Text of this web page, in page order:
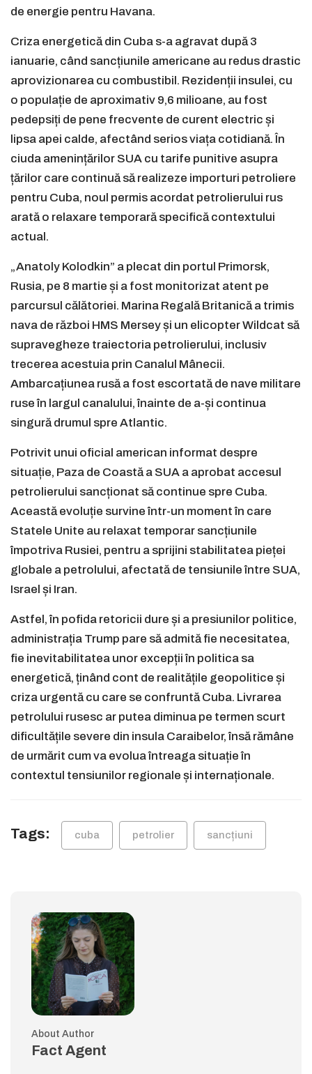
de energie pentru Havana.
Criza energetică din Cuba s-a agravat după 3
ianuarie, când sancțiunile americane au redus drastic
aprovizionarea cu combustibil. Rezidenții insulei, cu
o populație de aproximativ 9,6 milioane, au fost
pedepsiți de pene frecvente de curent electric și
lipsa apei calde, afectând serios viața cotidiană. În
ciuda amenințărilor SUA cu tarife punitive asupra
țărilor care continuă să realizeze importuri petroliere
pentru Cuba, noul permis acordat petrolierului rus
arată o relaxare temporară specifică contextului
actual.
„Anatoly Kolodkin” a plecat din portul Primorsk,
Rusia, pe 8 martie și a fost monitorizat atent pe
parcursul călătoriei. Marina Regală Britanică a trimis
nava de război HMS Mersey și un elicopter Wildcat să
supravegheze traiectoria petrolierului, inclusiv
trecerea acestuia prin Canalul Mânecii.
Ambarcațiunea rusă a fost escortată de nave militare
ruse în largul canalului, înainte de a-și continua
singură drumul spre Atlantic.
Potrivit unui oficial american informat despre
situație, Paza de Coastă a SUA a aprobat accesul
petrolierului sancționat să continue spre Cuba.
Această evoluție survine într-un moment în care
Statele Unite au relaxat temporar sancțiunile
împotriva Rusiei, pentru a sprijini stabilitatea pieței
globale a petrolului, afectată de tensiunile între SUA,
Israel și Iran.
Astfel, în pofida retoricii dure și a presiunilor politice,
administrația Trump pare să admită fie necesitatea,
fie inevitabilitatea unor excepții în politica sa
energetică, ținând cont de realitățile geopolitice și
criza urgentă cu care se confruntă Cuba. Livrarea
petrolului rusesc ar putea diminua pe termen scurt
dificultățile severe din insula Caraibelor, însă rămâne
de urmărit cum va evolua întreaga situație în
contextul tensiunilor regionale și internaționale.
Tags: cuba petrolier sancțiuni
About Author
Fact Agent